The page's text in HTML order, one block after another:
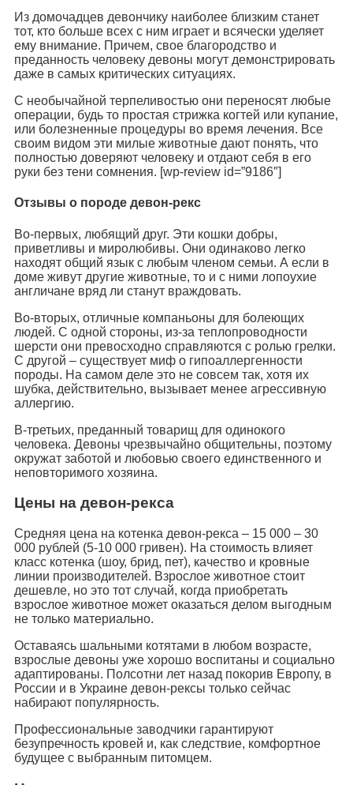
Из домочадцев девончику наиболее близким станет
тот, кто больше всех с ним играет и всячески уделяет
ему внимание. Причем, свое благородство и
преданность человеку девоны могут демонстрировать
даже в самых критических ситуациях.
С необычайной терпеливостью они переносят любые
операции, будь то простая стрижка когтей или купание,
или болезненные процедуры во время лечения. Все
своим видом эти милые животные дают понять, что
полностью доверяют человеку и отдают себя в его
руки без тени сомнения. [wp-review id=”9186″]
Отзывы о породе девон-рекс
Во-первых, любящий друг. Эти кошки добры,
приветливы и миролюбивы. Они одинаково легко
находят общий язык с любым членом семьи. А если в
доме живут другие животные, то и с ними лопоухие
англичане вряд ли станут враждовать.
Во-вторых, отличные компаньоны для болеющих
людей. С одной стороны, из-за теплопроводности
шерсти они превосходно справляются с ролью грелки.
С другой – существует миф о гипоаллергенности
породы. На самом деле это не совсем так, хотя их
шубка, действительно, вызывает менее агрессивную
аллергию.
В-третьих, преданный товарищ для одинокого
человека. Девоны чрезвычайно общительны, поэтому
окружат заботой и любовью своего единственного и
неповторимого хозяина.
Цены на девон-рекса
Средняя цена на котенка девон-рекса – 15 000 – 30
000 рублей (5-10 000 гривен). На стоимость влияет
класс котенка (шоу, брид, пет), качество и кровные
линии производителей. Взрослое животное стоит
дешевле, но это тот случай, когда приобретать
взрослое животное может оказаться делом выгодным
не только материально.
Оставаясь шальными котятами в любом возрасте,
взрослые девоны уже хорошо воспитаны и социально
адаптированы. Полсотни лет назад покорив Европу, в
России и в Украине девон-рексы только сейчас
набирают популярность.
Профессиональные заводчики гарантируют
безупречность кровей и, как следствие, комфортное
будущее с выбранным питомцем.